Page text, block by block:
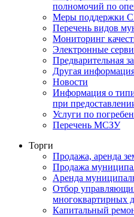
полномочий по
Меры поддержки
Перечень видов
Мониторинг
Электронные
Предварительная
Другая
Новости
Информация о
при
Услуги по
Перечень МСЗУ
Торги
Продажа, аренда
Продажа
Аренда
Отбор
многоквартирных
Капитальный